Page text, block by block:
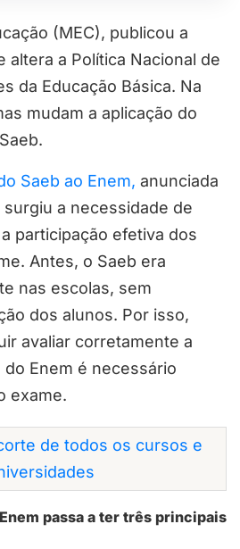
(MEC), publicou a
altera a Política Nacional de
da Educação Básica. Na
mudam a aplicação do
Saeb ao Enem, anunciada
a necessidade de
participação efetiva dos
Antes, o Saeb era
nas escolas, sem
dos alunos. Por isso,
avaliar corretamente a
Enem é necessário
exame.
de todos os cursos e
passa a ter três principais